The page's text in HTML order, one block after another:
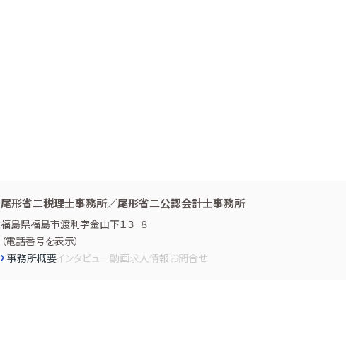
尾形省二税理士事務所／尾形省二公認会計士事務所
福島県福島市渡利字金山下１３−８
（電話番号を表示）
事務所概要インタビュー動画求人情報お問合せ